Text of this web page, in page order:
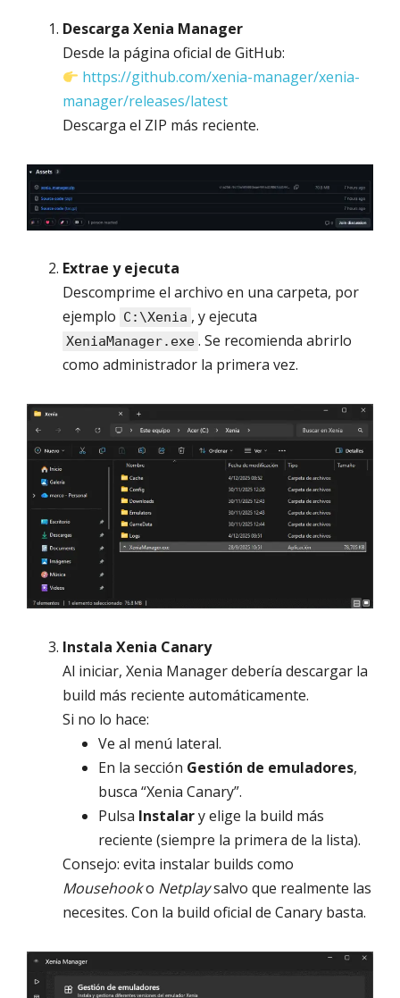
Descarga Xenia Manager
Desde la página oficial de GitHub:
https://github.com/xenia-manager/xenia-
manager/releases/latest
Descarga el ZIP más reciente.
Extrae y ejecuta
Descomprime el archivo en una carpeta, por
ejemplo C:\Xenia , y ejecuta
XeniaManager.exe . Se recomienda abrirlo
como administrador la primera vez.
Instala Xenia Canary
Al iniciar, Xenia Manager debería descargar la
build más reciente automáticamente.
Si no lo hace:
Ve al menú lateral.
En la sección Gestión de emuladores,
busca “Xenia Canary”.
Pulsa Instalary elige la build más
reciente (siempre la primera de la lista).
Consejo: evita instalar builds como
Mousehooko Netplaysalvo que realmente las
necesites. Con la build oficial de Canary basta.